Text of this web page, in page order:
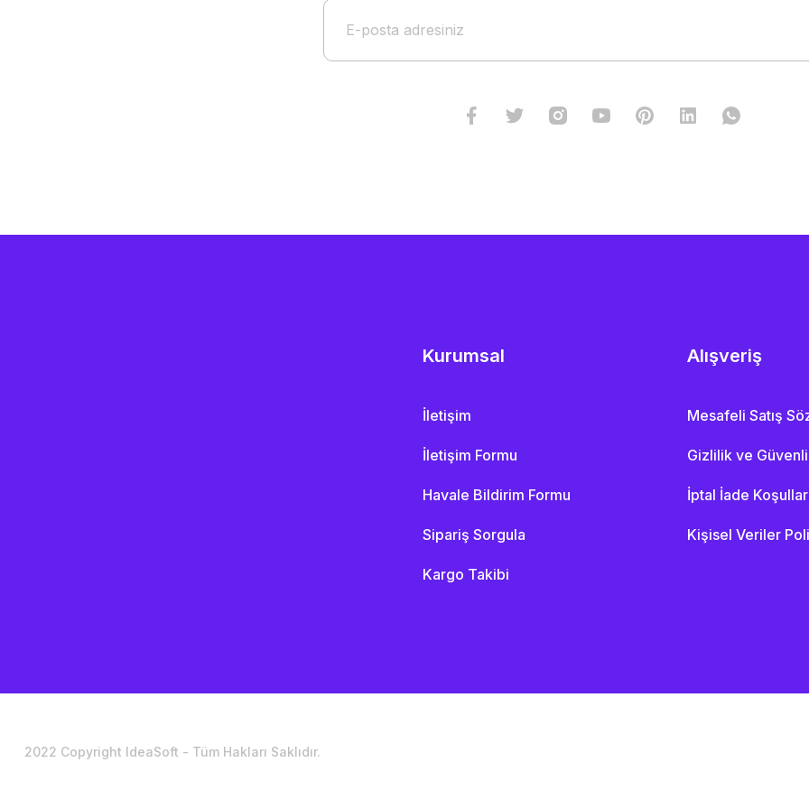
Kurumsal
İletişim
İletişim Formu
Havale Bildirim Formu
Sipariş Sorgula
Kargo Takibi
Alışveriş
Mesafeli Satış
Gizlilik ve
İptal İade
Kişisel Veriler
2022 Copyright IdeaSoft - Tüm Hakları Saklıdır.